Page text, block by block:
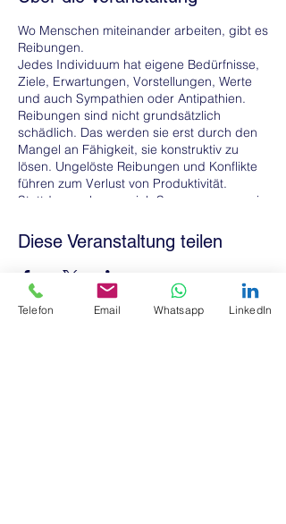
Wo Menschen miteinander arbeiten, gibt es
Reibungen.
Jedes Individuum hat eigene Bedürfnisse,
Ziele, Erwartungen, Vorstellungen, Werte
und auch Sympathien oder Antipathien.
Reibungen sind nicht grundsätzlich
schädlich. Das werden sie erst durch den
Mangel an Fähigkeit, sie konstruktiv zu
lösen. Ungelöste Reibungen und Konflikte
führen zum Verlust von Produktivität.
Stattdessen bauen sich Spannungen sowie
Als Folge kommt es zu krankheitsbedingten
Ausfällen, Kündigungen, Burnout.
In diesem Seminar lernen Teams, wie sie
mit Konfliktsituationen umgehen können,
und wie sie die Teamkommunikation
Diese Veranstaltung teilen
Telefon Email Whatsapp LinkedIn